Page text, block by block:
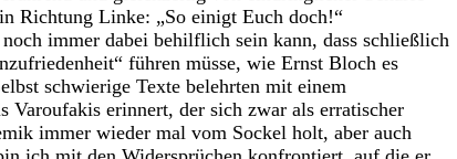
Richtung Linke: „So einigt Euch doch!“
immer dabei behilflich sein kann, dass schließlich
führen müsse, wie Ernst Bloch es
schwierige Texte belehrten mit einem
erinnert, der sich zwar als erratischer
immer wieder mal vom Sockel holt, aber auch